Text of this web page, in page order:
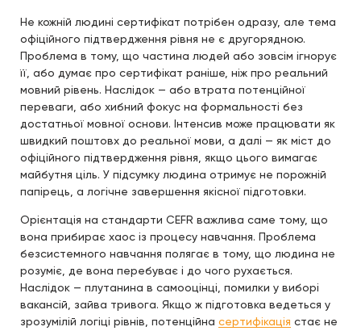
Не кожній людині сертифікат потрібен одразу, але тема
офіційного підтвердження рівня не є другорядною.
Проблема в тому, що частина людей або зовсім ігнорує
її, або думає про сертифікат раніше, ніж про реальний
мовний рівень. Наслідок — або втрата потенційної
переваги, або хибний фокус на формальності без
достатньої мовної основи. Інтенсив може працювати як
швидкий поштовх до реальної мови, а далі — як міст до
офіційного підтвердження рівня, якщо цього вимагає
майбутня ціль. У підсумку людина отримує не порожній
папірець, а логічне завершення якісної підготовки.
Орієнтація на стандарти CEFR важлива саме тому, що
вона прибирає хаос із процесу навчання. Проблема
безсистемного навчання полягає в тому, що людина не
розуміє, де вона перебуває і до чого рухається.
Наслідок — плутанина в самооцінці, помилки у виборі
вакансій, зайва тривога. Якщо ж підготовка ведеться у
зрозумілій логіці рівнів, потенційна сертифікація стає не